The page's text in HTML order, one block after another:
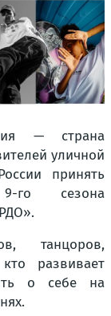
— страна
уличной
принять
го сезона
танцоров,
развивает
о себе на